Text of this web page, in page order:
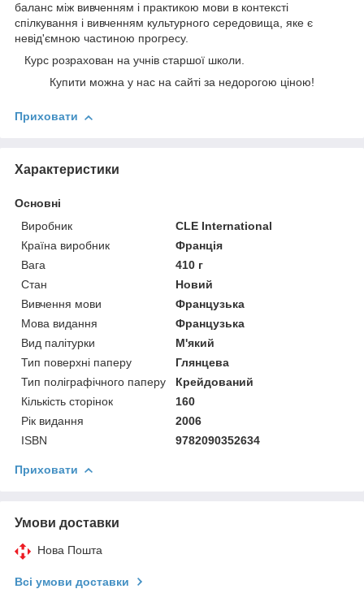
баланс між вивченням і практикою мови в контексті
спілкування і вивченням культурного середовища, яке є
невід'ємною частиною прогресу.
Курс розрахован на учнів старшої школи.
Купити можна у нас на сайті за недорогою ціною!
Приховати
Характеристики
Основні
Виробник
CLE International
Країна виробник
Франція
Вага
410 г
Стан
Новий
Вивчення мови
Французька
Мова видання
Французька
Вид палітурки
М'який
Тип поверхні паперу
Глянцева
Тип поліграфічного паперу
Крейдований
Кількість сторінок
160
Рік видання
2006
ISBN
9782090352634
Приховати
Умови доставки
Нова Пошта
Всі умови доставки